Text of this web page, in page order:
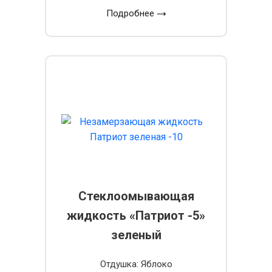
Подробнее
Стеклоомывающая
жидкость «Патриот -5»
зеленый
Отдушка: Яблоко